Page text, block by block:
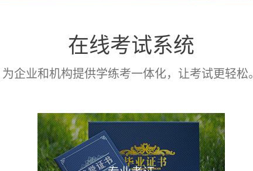
在线考试系统
为企业和机构提供学练考一体化，让考试更轻松。